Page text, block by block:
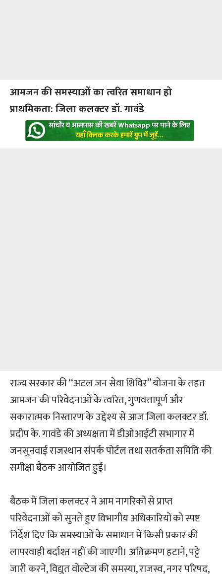
आमजन की समस्याओं का त्वरित समाधान हो
प्राथमिकता: जिला कलक्टर डॉ. गावंडे
राज्य सरकार की ‘‘अटल जन सेवा शिविर’’ योजना के तहत
आमजन की परिवेदनाओं के त्वरित, गुणवत्तापूर्ण और
सकारात्मक निस्तारण के उद्देश्य से आज जिला कलक्टर डॉ.
प्रदीप के. गावंडे की अध्यक्षता में डीओआईटी सभागार में
जनसुनवाई राजस्थान संपर्क पोर्टल तथा सतर्कता समिति की
समीक्षा बैठक आयोजित हुई।
बैठक में जिला कलक्टर ने आम नागरिकों से प्राप्त
परिवेदनाओं को सुनते हुए विभागीय अधिकारियों को स्पष्ट
निर्देश दिए कि समस्याओं के समाधान में किसी प्रकार की
लापरवाही बर्दाश्त नहीं की जाएगी। अतिक्रमण हटाने, पट्टे
जारी करने, विद्युत वोल्टेज की समस्या, राजस्व, नगर परिषद,